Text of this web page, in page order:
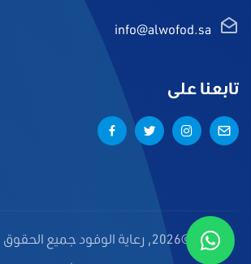
info@alwofod.sa
تابعنا على
©2026, رعاية الوفود جميع الحقوق محفوظة.